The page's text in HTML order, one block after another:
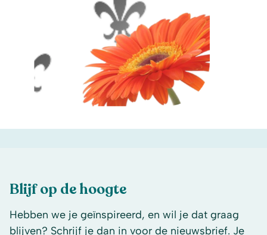
Blijf op de hoogte
Hebben we je geïnspireerd, en wil je dat graag
blijven? Schrijf je dan in voor de nieuwsbrief. Je